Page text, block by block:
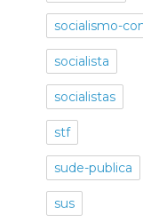
socialismo-
socialista
socialistas
stf
sude-publica
sus